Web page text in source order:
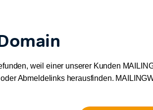
weil einer unserer Kunden
Abmeldelinks herausfinden.